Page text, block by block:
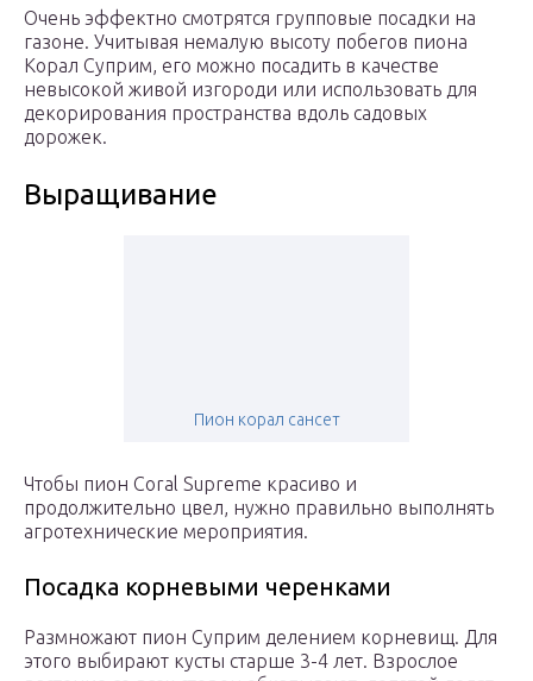
Очень эффектно смотрятся групповые посадки на
газоне. Учитывая немалую высоту побегов пиона
Корал Суприм, его можно посадить в качестве
невысокой живой изгороди или использовать для
декорирования пространства вдоль садовых
дорожек.
Выращивание
Пион корал сансет
Чтобы пион Coral Supreme красиво и
продолжительно цвел, нужно правильно выполнять
агротехнические мероприятия.
Посадка корневыми черенками
Размножают пион Суприм делением корневищ. Для
этого выбирают кусты старше 3-4 лет. Взрослое